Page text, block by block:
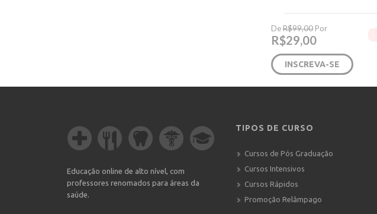
DeR$99,00Por
R$29,00
INSCREVA-SE
Educação online de alto nível, com
professores renomados para áreas da
saúde.
TIPOS DE CURSO
Cursos de Pós Graduação
Cursos Intensivos
Cursos Rápidos
Promoção Relâmpago